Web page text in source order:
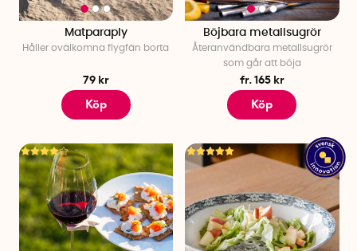
Matparaply
Håller ovälkomna flygfän borta
79 kr
Köp
Böjbara metallsugrör
Återanvändbara metallsugrör
som går att böja
fr. 165 kr
Köp